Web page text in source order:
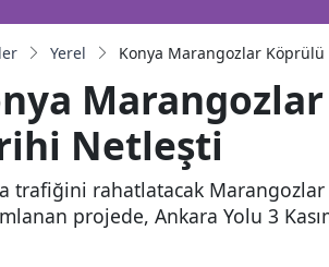
Yerel Konya Marangozlar Köprülü
Marangozlar
Netleşti
trafiğini rahatlatacak Marangozlar
projede, Ankara Yolu 3